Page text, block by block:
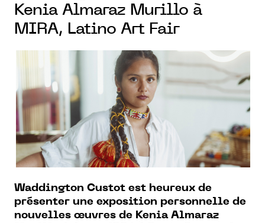
Kenia Almaraz Murillo à
MIRA, Latino Art Fair
Waddington Custot est heureux de
présenter une exposition personnelle de
nouvelles œuvres de Kenia Almaraz